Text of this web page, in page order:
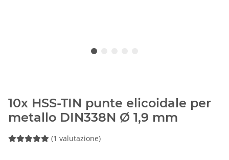
10x HSS-TIN punte elicoidale per
metallo DIN338N Ø 1,9 mm
(1 valutazione)